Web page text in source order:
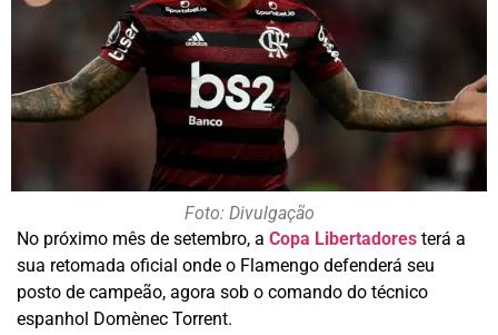
Foto: Divulgação
No próximo mês de setembro, a Copa Libertadores terá a
sua retomada oficial onde o Flamengo defenderá seu
posto de campeão, agora sob o comando do técnico
espanhol Domènec Torrent.